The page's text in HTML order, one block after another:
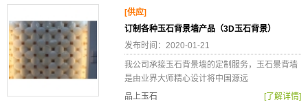
[供应]
订制各种玉石背景墙产品（3D玉石背景）
发布时间：2020-01-21
我公司承接玉石背景墙的定制服务，玉石景背墙
是由业界大师精心设计将中国源远
品上玉石
[了解详情]